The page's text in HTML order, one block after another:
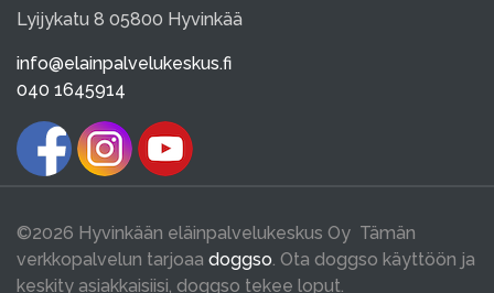
Lyijykatu 8 05800 Hyvinkää
info@elainpalvelukeskus.fi
040 1645914
©2026 Hyvinkään eläinpalvelukeskus Oy Tämän
verkkopalvelun tarjoaa doggso. Ota doggso käyttöön ja
keskity asiakkaisiisi, doggso tekee loput.